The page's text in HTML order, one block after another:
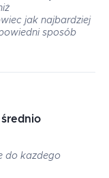
jak najbardziej
sposób
do kazdego